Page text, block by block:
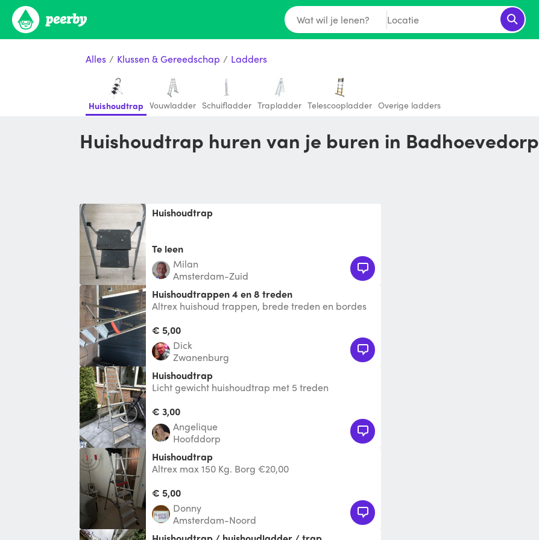
Wat wil je lenen? Locatie
Alles / Klussen & Gereedschap / Ladders
Huishoudtrap Vouwladder Schuifladder Trapladder Telescoopladder Overige ladders
Huishoudtrap huren van je buren in Badhoevedorp
Huishoudtrap
Te leen
Milan
Amsterdam-Zuid
Huishoudtrappen 4 en 8 treden
Altrex huishoud trappen, brede treden en bordes
een
€ 5,00
Dick
Zwanenburg
Huishoudtrap
Licht gewicht huishoudtrap met 5 treden
€ 3,00
Angelique
Hoofddorp
Huishoudtrap
Altrex max 150 Kg. Borg €20,00
€ 5,00
Donny
Amsterdam-Noord